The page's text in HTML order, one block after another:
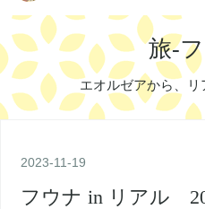
旅‐
エオルゼアから、
2023-11-19
フウナ in リアル